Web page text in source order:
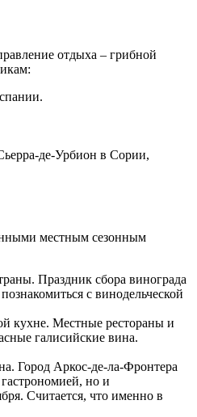
отдыха – грибной
де-Урбион в Сории,
местным сезонным
Праздник сбора винограда
с винодельческой
кухне. Местные рестораны и
галисийские вина.
Город Аркос-де-ла-Фронтера
но и
Считается, что именно в